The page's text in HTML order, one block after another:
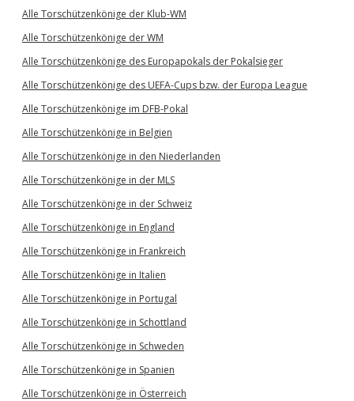
Alle Torschützenkönige der Klub-WM
Alle Torschützenkönige der WM
Alle Torschützenkönige des Europapokals der Pokalsieger
Alle Torschützenkönige des UEFA-Cups bzw. der Europa League
Alle Torschützenkönige im DFB-Pokal
Alle Torschützenkönige in Belgien
Alle Torschützenkönige in den Niederlanden
Alle Torschützenkönige in der MLS
Alle Torschützenkönige in der Schweiz
Alle Torschützenkönige in England
Alle Torschützenkönige in Frankreich
Alle Torschützenkönige in Italien
Alle Torschützenkönige in Portugal
Alle Torschützenkönige in Schottland
Alle Torschützenkönige in Schweden
Alle Torschützenkönige in Spanien
Alle Torschützenkönige in Österreich